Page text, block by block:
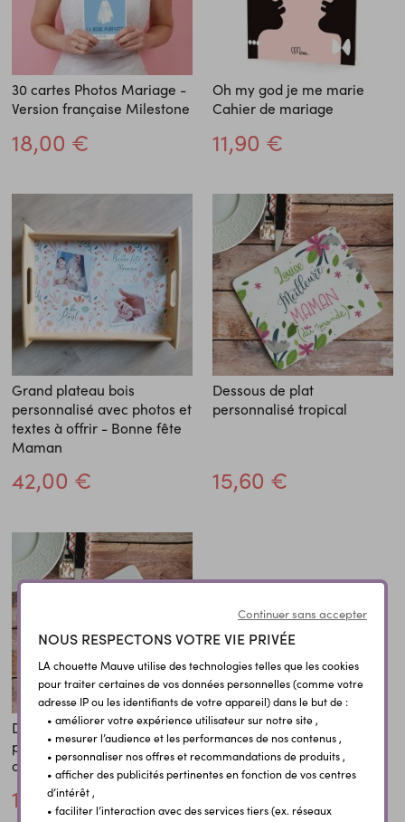
30 cartes Photos Mariage -
Version française Milestone
18,00 €
Oh my god je me marie
Cahier de mariage
11,90 €
Grand plateau bois
personnalisé avec photos et
textes à offrir - Bonne fête
Maman
42,00 €
Dessous de plat
personnalisé tropical
15,60 €
Dessous de plat
personnalisé modèle
cuisine
15,60 €
Continuer sans accepter
NOUS RESPECTONS VOTRE VIE PRIVÉE
LA chouette Mauve utilise des technologies telles que les cookies
pour traiter certaines de vos données personnelles (comme votre
adresse IP ou les identifiants de votre appareil) dans le but de :
• améliorer votre expérience utilisateur sur notre site ,
• mesurer l’audience et les performances de nos contenus ,
• personnaliser nos offres et recommandations de produits ,
• afficher des publicités pertinentes en fonction de vos centres
d’intérêt ,
• faciliter l’interaction avec des services tiers (ex. réseaux